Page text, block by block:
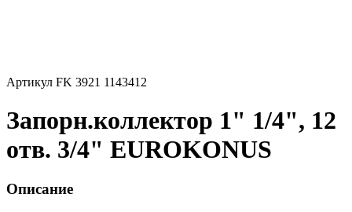
Артикул FK 3921 1143412
Запорн.коллектор 1" 1/4", 12
отв. 3/4" EUROKONUS
Описание